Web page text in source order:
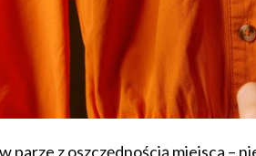
parze z oszczędnością miejsca –